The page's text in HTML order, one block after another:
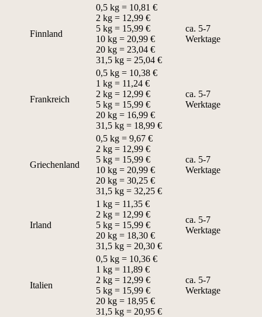
Finnland
0,5 kg = 10,81 €
2 kg = 12,99 €
5 kg = 15,99 €
10 kg = 20,99 €
20 kg = 23,04 €
31,5 kg = 25,04 €
ca. 5-7
Werktage
Frankreich
0,5 kg = 10,38 €
1 kg = 11,24 €
2 kg = 12,99 €
5 kg = 15,99 €
20 kg = 16,99 €
31,5 kg = 18,99 €
ca. 5-7
Werktage
Griechenland
0,5 kg = 9,67 €
2 kg = 12,99 €
5 kg = 15,99 €
10 kg = 20,99 €
20 kg = 30,25 €
31,5 kg = 32,25 €
ca. 5-7
Werktage
Irland
1 kg = 11,35 €
2 kg = 12,99 €
5 kg = 15,99 €
20 kg = 18,30 €
31,5 kg = 20,30 €
ca. 5-7
Werktage
Italien
0,5 kg = 10,36 €
1 kg = 11,89 €
2 kg = 12,99 €
5 kg = 15,99 €
20 kg = 18,95 €
31,5 kg = 20,95 €
ca. 5-7
Werktage